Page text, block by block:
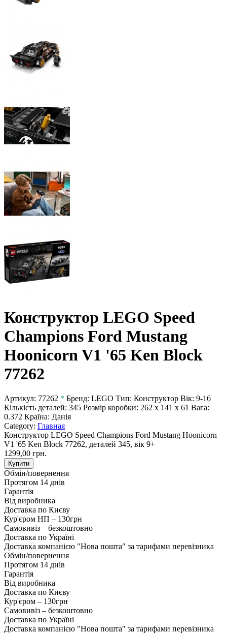
Конструктор LEGO Speed
Champions Ford Mustang
Hoonicorn V1 '65 Ken Block
77262
Артикул: 77262 * Бренд: LEGO Тип: Конструктор Вік: 9-16
Кількість деталей: 345 Розмір коробки: 262 x 141 x 61 Вага:
0.372 Країна: Данія
Category: Главная
Конструктор LEGO Speed Champions Ford Mustang Hoonicorn
V1 '65 Ken Block 77262, деталей 345, вік 9+
1299,00 грн.
Купити
Обмін/повернення
Протягом 14 днів
Гарантія
Від виробника
Доставка по Києву
Кур'єром НП – 130грн
Самовивіз – безкоштовно
Доставка по Україні
Доставка компанією "Нова пошта" за тарифами перевізника
Обмін/повернення
Протягом 14 днів
Гарантія
Від виробника
Доставка по Києву
Кур'єром – 130грн
Самовивіз – безкоштовно
Доставка по Україні
Доставка компанією "Нова пошта" за тарифами перевізника